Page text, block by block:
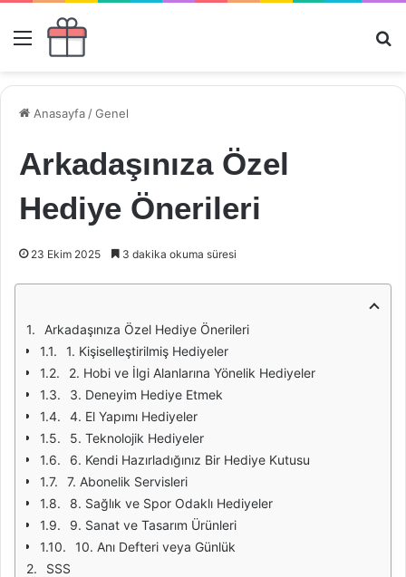
Menü
Anasayfa /Genel
Arkadaşınıza Özel
Hediye Önerileri
23 Ekim 2025 3 dakika okuma süresi
Arkadaşınıza Özel Hediye Önerileri
1. Kişiselleştirilmiş Hediyeler
2. Hobi ve İlgi Alanlarına Yönelik Hediyeler
3. Deneyim Hediye Etmek
4. El Yapımı Hediyeler
5. Teknolojik Hediyeler
6. Kendi Hazırladığınız Bir Hediye Kutusu
7. Abonelik Servisleri
8. Sağlık ve Spor Odaklı Hediyeler
9. Sanat ve Tasarım Ürünleri
10. Anı Defteri veya Günlük
SSS